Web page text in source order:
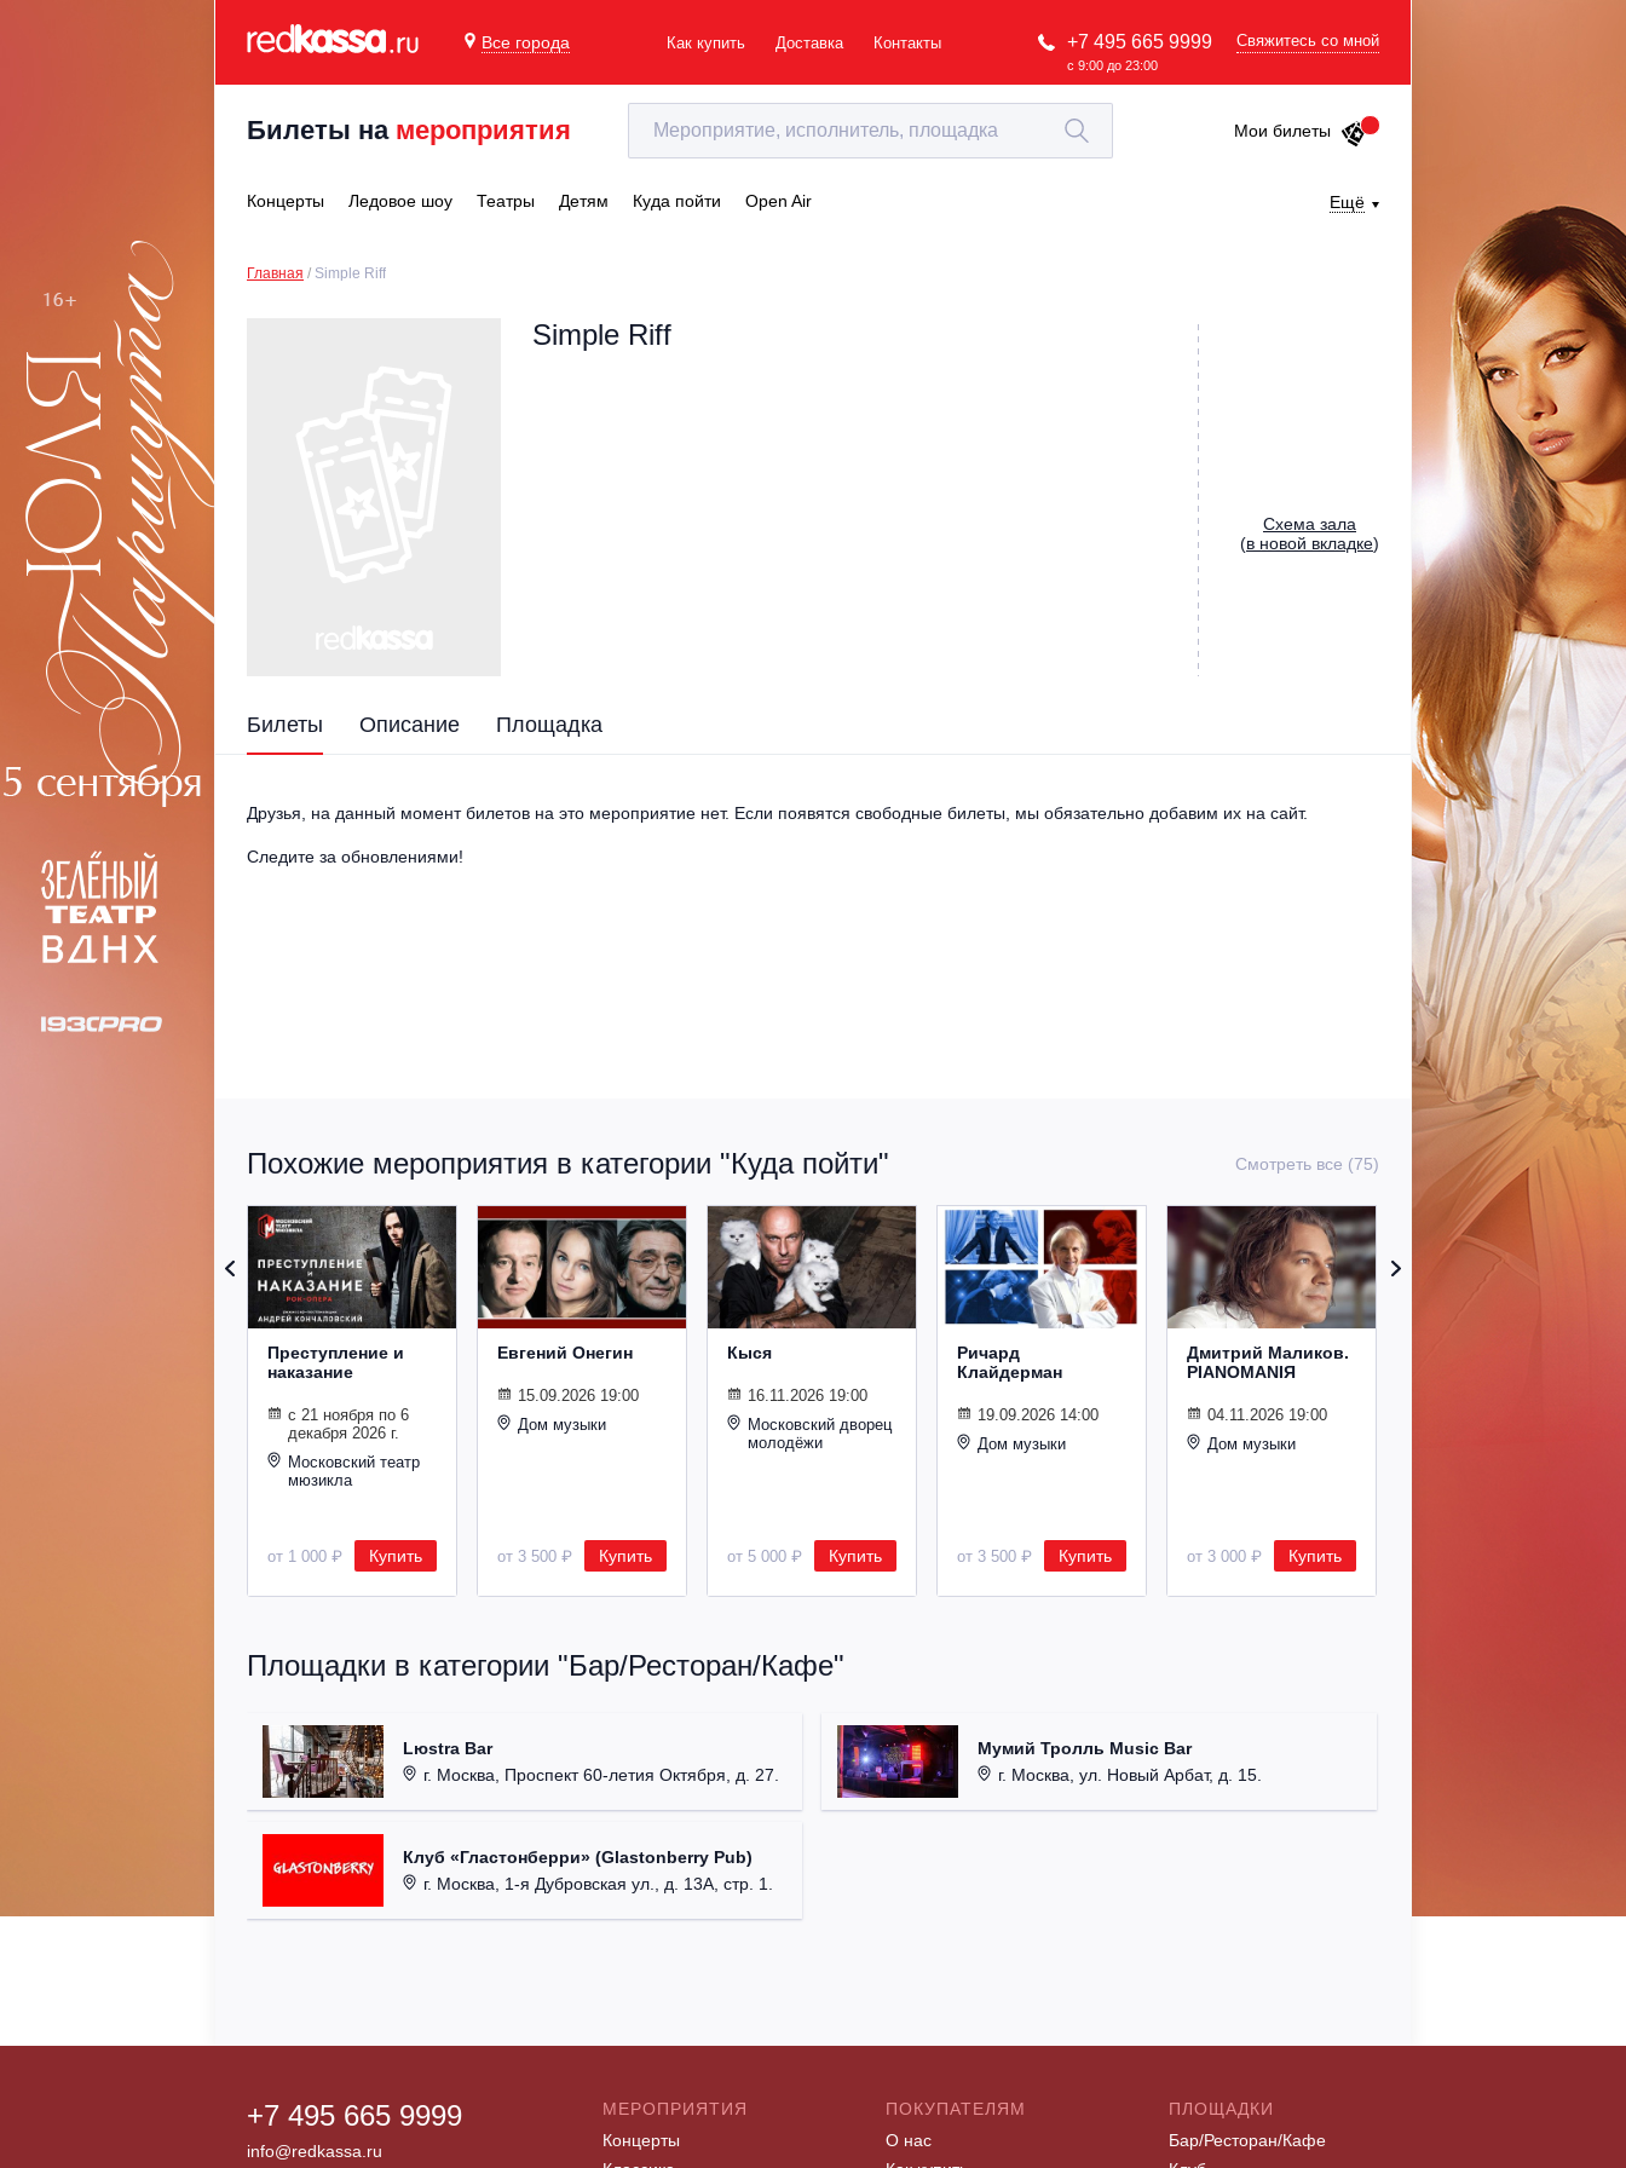
Все города Как купить Доставка Контакты +7 495 665 9999
с 9:00 до 23:00
Свяжитесь со мной
Билеты на мероприятия Мои билеты
Концерты Ледовое шоу Театры Детям Куда пойти Open Air Ещё
Главная Simple Riff
Simple Riff
Cхема зала
(в новой вкладке)
Билеты Описание Площадка
Друзья, на данный момент билетов на это мероприятие нет. Если появятся свободные билеты, мы обязательно добавим их на сайт.
Следите за обновлениями!
Похожие мероприятия в категории "Куда пойти" Смотреть все (75)
Преступление и
наказание
с 21 ноября по 6
декабря 2026 г.
Московский театр
мюзикла
от 1 000 ₽ Купить
Евгений Онегин
15.09.2026 19:00
Дом музыки
от 3 500 ₽ Купить
Кыся
16.11.2026 19:00
Московский дворец
молодёжи
от 5 000 ₽ Купить
Ричард
Клайдерман
19.09.2026 14:00
Дом музыки
от 3 500 ₽ Купить
Дмитрий Маликов.
PIANOMANIЯ
04.11.2026 19:00
Дом музыки
от 3 000 ₽ Купить
Площадки в категории "Бар/Ресторан/Кафе"
Lюstra Bar
г. Москва, Проспект 60-летия Октября, д. 27.
Клуб «Гластонберри» (Glastonberry Pub)
г. Москва, 1-я Дубровская ул., д. 13А, стр. 1.
Мумий Тролль Music Bar
г. Москва, ул. Новый Арбат, д. 15.
+7 495 665 9999
info@redkassa.ru
МЕРОПРИЯТИЯ
Концерты
ПОКУПАТЕЛЯМ
О нас
ПЛОЩАДКИ
Бар/Ресторан/Кафе